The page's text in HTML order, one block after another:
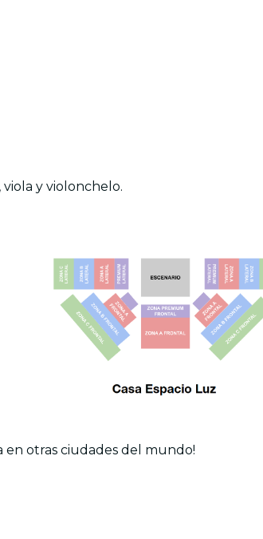
y violonchelo.
en otras ciudades del mundo!